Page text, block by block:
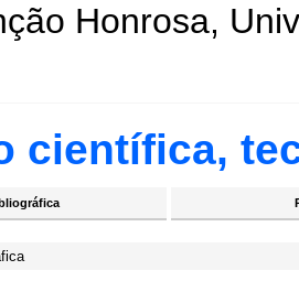
Honrosa,
científica,